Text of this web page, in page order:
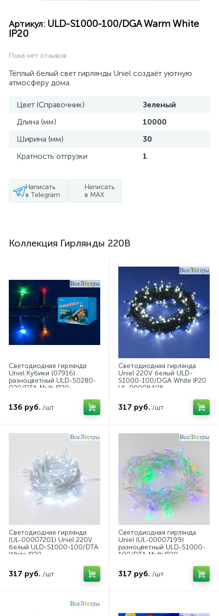
Артикул: ULD-S1000-100/DGA Warm White
IP20
Пока нет отзывов
Тёплый белый свет гирлянды Uniel создаёт уютную
атмосферу дома.
Цвет (Справочник)
Зеленый
Длина (мм)
10000
Ширина (мм)
30
Кратность отгрузки
1
Написать
в Telegram
Написать
в MAX
Коллекция Гирлянды 220В
Светодиодная гирлянда
Uniel Кубики (07916)
разноцветный ULD-S0280-
020/DTA Multi IP20
136 руб. /шт
Светодиодная гирлянда
Uniel 220V белый ULD-
S1000-100/DGA White IP20
UL-00008408
317 руб. /шт
Светодиодная гирлянда
(UL-00007201) Uniel 220V
белый ULD-S1000-100/DTA
White IP20
317 руб. /шт
Светодиодная гирлянда
Uniel (UL-00007199)
разноцветный ULD-S1000-
100/DTA Multi IP20
317 руб. /шт